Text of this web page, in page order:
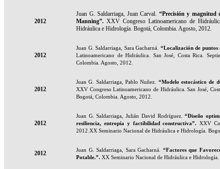
2012
Juan G. Saldarriaga, Juan Carval. “Precisión y magnitud
Manning”. XXV Congreso Latinoamericano de
Hidráulica e Hidrología. Bogotá, Colombia. Agosto, 2012.
2012
Juan G. Saldarriaga, Sara Gacharná.
“Localización de puntos
Latinoamericano de Hidráulica. San José, Costa Rica.
Colombia. Agosto, 2012.
2012
Juan G. Saldarriaga, Pablo Nuñez. “Modelo estocástico de
XXV Congreso Latinoamericano de Hidráulica. San José,
Bogotá, Colombia. Agosto, 2012.
2012
Juan G. Saldarriaga, Julián David Rodríguez.“Diseño
resiliencia, entropía y factibilidad constructiva”.XXV
2012.XX Seminario Nacional de Hidráulica e Hidrología.
2012 Juan G. Saldarriaga, Sara Gacharná. “Factores que
Potable.”. XX Seminario Nacional de Hidráulica e